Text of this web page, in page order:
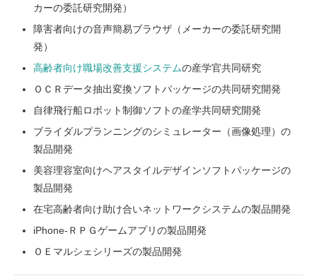
カーの委託研究開発）
障害者向けの音声簡易ブラウザ（メーカーの委託研究開
発）
高齢者向け職場改善支援システムの産学官共同研究
ＯＣＲデータ抽出変換ソフトパッケージの共同研究開発
自律飛行船ロボット制御ソフトの産学共同研究開発
ブライダルプランニングのシミュレーター（画像処理）の
製品開発
美容理容室向けヘアスタイルデザインソフトパッケージの
製品開発
在宅高齢者向け助け合いネットワークシステムの製品開発
iPhone-ＲＰＧゲームアプリの製品開発
ＯＥマルシェシリーズの製品開発